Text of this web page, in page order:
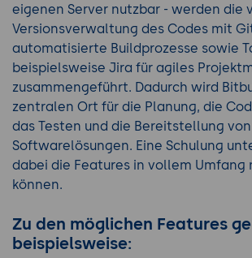
eigenen Server nutzbar - werden die
Versionsverwaltung des Codes mit
automatisierte Buildprozesse sowie
beispielsweise Jira für agiles
zusammengeführt. Dadurch wird
zentralen Ort für die Planung, die
das Testen und die Bereitstellung von
Softwarelösungen. Eine Schulung
dabei die Features in vollem Umfang
können.
Zu den möglichen Features
beispielsweise: